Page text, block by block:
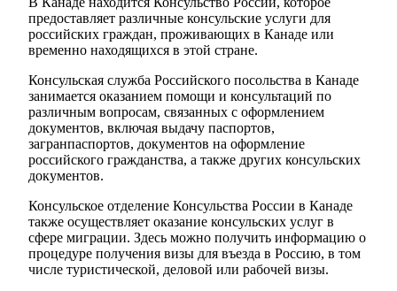
предоставляет различные консульские услуги для
российских граждан, проживающих в Канаде или
временно находящихся в этой стране.
Консульская служба Российского посольства в Канаде
занимается оказанием помощи и консультаций по
различным вопросам, связанных с оформлением
документов, включая выдачу паспортов,
загранпаспортов, документов на оформление
российского гражданства, а также других консульских
документов.
Консульское отделение Консульства России в Канаде
также осуществляет оказание консульских услуг в
сфере миграции. Здесь можно получить информацию о
процедуре получения визы для въезда в Россию, в том
числе туристической, деловой или рабочей визы.